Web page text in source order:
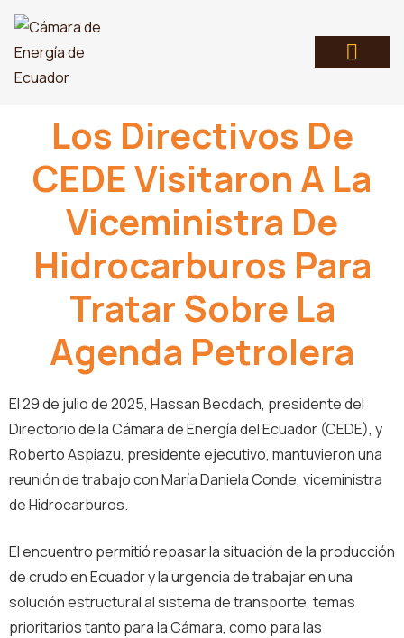
Los Directivos De
CEDE Visitaron A La
Viceministra De
Hidrocarburos Para
Tratar Sobre La
Agenda Petrolera
El 29 de julio de 2025, Hassan Becdach, presidente del
Directorio de la Cámara de Energía del Ecuador (CEDE), y
Roberto Aspiazu, presidente ejecutivo, mantuvieron una
reunión de trabajo con María Daniela Conde, viceministra
de Hidrocarburos.
El encuentro permitió repasar la situación de la producción
de crudo en Ecuador y la urgencia de trabajar en una
solución estructural al sistema de transporte, temas
prioritarios tanto para la Cámara, como para las